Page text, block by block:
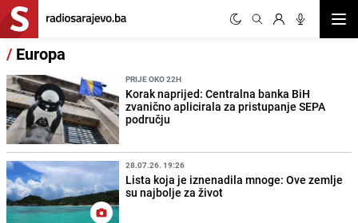
/ Europa
PRIJE OKO 22H
Korak naprijed: Centralna banka BiH
zvanično aplicirala za pristupanje SEPA
području
28.07.26. 19:26
Lista koja je iznenadila mnoge: Ove zemlje
su najbolje za život